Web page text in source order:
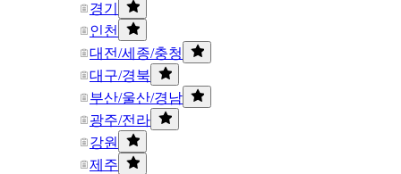
경기
인천
대전/세종/충청
대구/경북
부산/울산/경남
광주/전라
강원
제주